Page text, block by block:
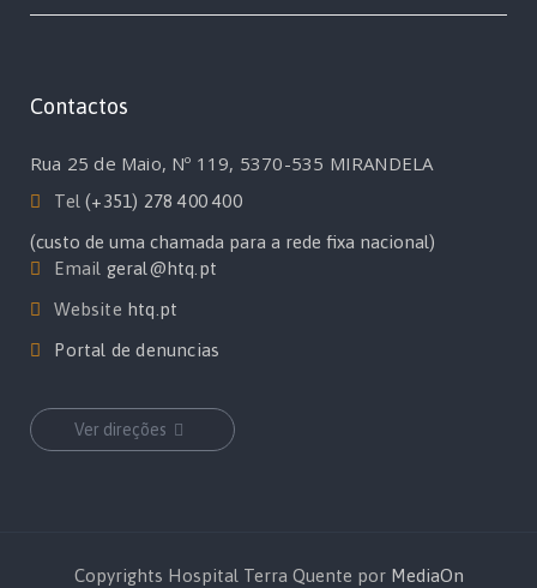
Contactos
Rua 25 de Maio, Nº 119, 5370-535 MIRANDELA
Tel(+351) 278 400 400
(custo de uma chamada para a rede fixa nacional)
Email geral@htq.pt
Website htq.pt
Portal de denuncias
Ver direções
Copyrights Hospital Terra Quente por MediaOn